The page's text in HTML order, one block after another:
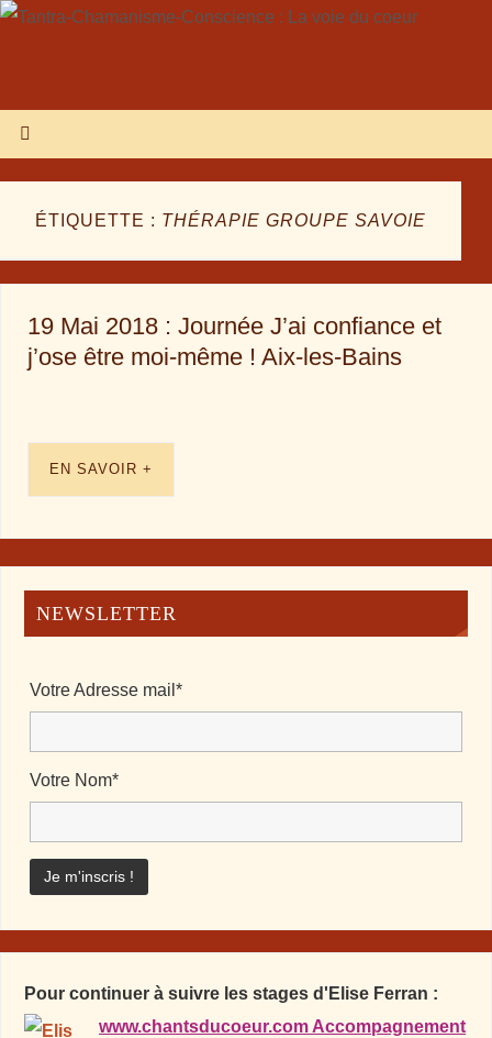
ÉTIQUETTE : THÉRAPIE GROUPE SAVOIE
19 Mai 2018 : Journée J’ai confiance et
j’ose être moi-même ! Aix-les-Bains
EN SAVOIR +
NEWSLETTER
Votre Adresse mail*
Votre Nom*
Pour continuer à suivre les stages d'Elise Ferran :
www.chantsducoeur.com Accompagnement